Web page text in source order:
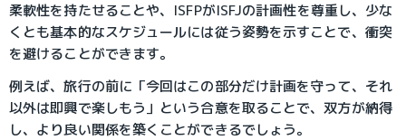
柔軟性を持たせることや、ISFPがISFJの計画性を尊重し、少な
くとも基本的なスケジュールには従う姿勢を示すことで、衝突
を避けることができます。
例えば、旅行の前に「今回はこの部分だけ計画を守って、それ
以外は即興で楽しもう」という合意を取ることで、双方が納得
し、より良い関係を築くことができるでしょう。